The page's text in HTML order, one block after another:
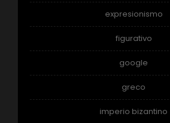
expresionismo
figurativo
google
greco
imperio bizantino